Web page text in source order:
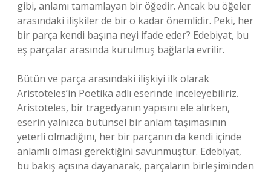
gibi, anlamı tamamlayan bir öğedir. Ancak bu öğeler
arasındaki ilişkiler de bir o kadar önemlidir. Peki, her
bir parça kendi başına neyi ifade eder? Edebiyat, bu
eş parçalar arasında kurulmuş bağlarla evrilir.
Bütün ve parça arasındaki ilişkiyi ilk olarak
Aristoteles’in Poetika adlı eserinde inceleyebiliriz.
Aristoteles, bir tragedyanın yapısını ele alırken,
eserin yalnızca bütünsel bir anlam taşımasının
yeterli olmadığını, her bir parçanın da kendi içinde
anlamlı olması gerektiğini savunmuştur. Edebiyat,
bu bakış açısına dayanarak, parçaların birleşiminden